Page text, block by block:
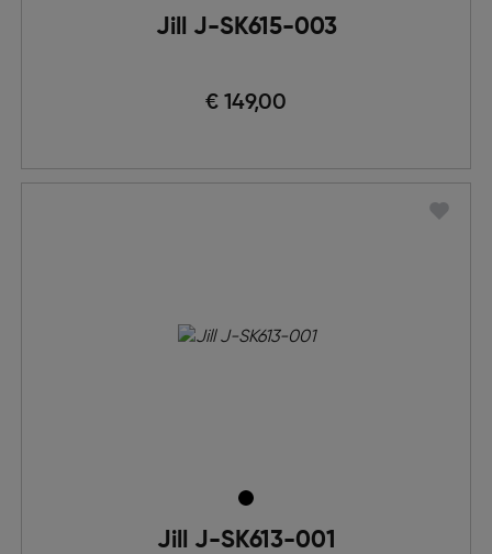
Jill J-SK615-003
€ 149,00
Jill J-SK613-001